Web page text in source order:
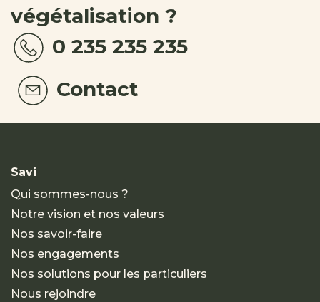
végétalisation ?
0 235 235 235
Contact
Savi
Qui sommes-nous ?
Notre vision et nos valeurs
Nos savoir-faire
Nos engagements
Nos solutions pour les particuliers
Nous rejoindre